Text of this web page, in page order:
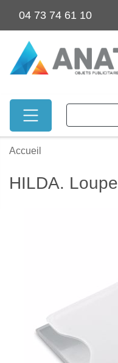
04 73 74 61 10
Accueil
HILDA. Loupe